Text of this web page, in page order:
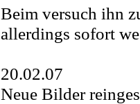
Beim versuch ihn
allerdings sofort
20.02.07
Neue Bilder